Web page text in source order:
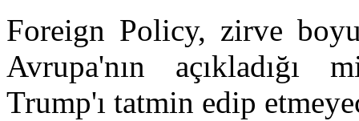
Foreign Policy, zirve
Avrupa'nın açıkladığı
Trump'ı tatmin edip